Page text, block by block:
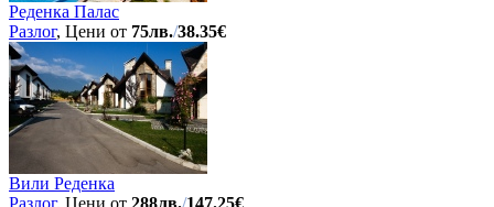
Реденка Палас
Разлог, Цени от 75лв./38.35€
Вили Реденка
Разлог, Цени от 288лв./147.25€